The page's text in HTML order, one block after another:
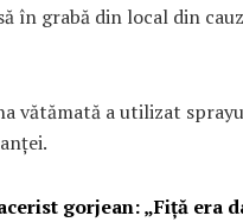
în grabă din local din
vătămată a utilizat
gorjean: „Fiță era